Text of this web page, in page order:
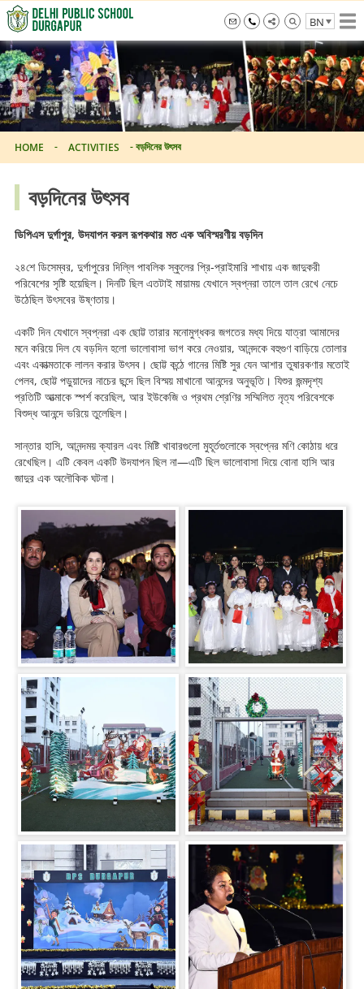
Skip
to
the
content
info@dpsdurgapur.com
+919007795297
BN
Delhi
Public
School
Durgapur
HOME - ACTIVITIES -বড়দিনের উৎসব
বড়দিনের উৎসব
ডিপিএস দুর্গাপুর, উদযাপন করল রূপকথার মত এক অবিস্মরণীয় বড়দিন
২৪শে ডিসেম্বর, দুর্গাপুরের দিল্লি পাবলিক স্কুলের প্রি-প্রাইমারি শাখায় এক জাদুকরী
পরিবেশের সৃষ্টি হয়েছিল। দিনটি ছিল এতটাই মায়াময় যেখানে স্বপ্নরা তালে তাল রেখে নেচে
উঠেছিল উৎসবের উষ্ণতায়।
একটি দিন যেখানে স্বপ্নরা এক ছোট্ট তারার মনোমুগ্ধকর জগতের মধ্য দিয়ে যাত্রা আমাদের
মনে করিয়ে দিল যে বড়দিন হলো ভালোবাসা ভাগ করে নেওয়ার, আনন্দকে বহুগুণ বাড়িয়ে তোলার
এবং একাত্মতাকে লালন করার উৎসব। ছোট্ট কন্ঠে গানের মিষ্টি সুর যেন আশার তুষারকণার মতোই
পেলব, ছোট্ট পড়ুয়াদের নাচের ছন্দে ছিল বিস্ময় মাখানো আনন্দের অনুভূতি। যিশুর জন্মদৃশ্য
প্রতিটি আত্মাকে স্পর্শ করেছিল, আর ইউকেজি ও প্রথম শ্রেণির সম্মিলিত নৃত্য পরিবেশকে
বিশুদ্ধ আনন্দে ভরিয়ে তুলেছিল।
সান্তার হাসি, আনন্দময় ক্যারল এবং মিষ্টি খাবারগুলো মুহূর্তগুলোকে স্বপ্নের মণি কোঠায় ধরে
রেখেছিল। এটি কেবল একটি উদযাপন ছিল না—এটি ছিল ভালোবাসা দিয়ে বোনা হাসি আর
জাদুর এক অলৌকিক ঘটনা।